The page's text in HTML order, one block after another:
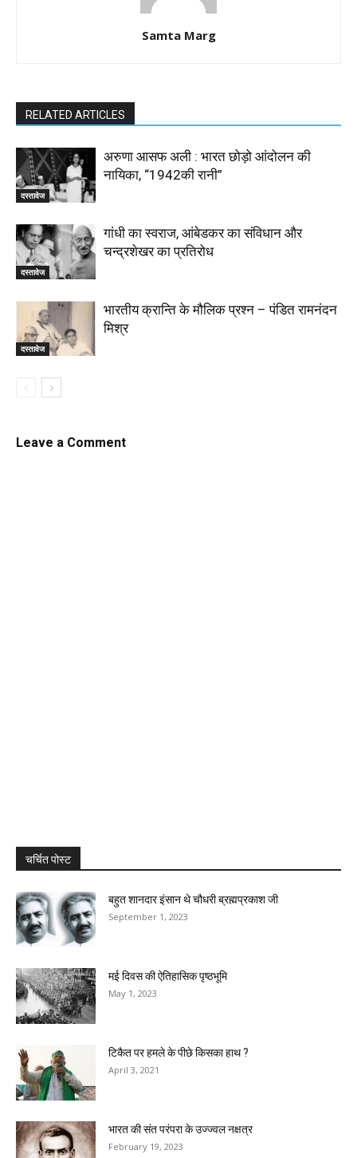
Samta Marg
RELATED ARTICLES
दस्तावेज
अरुणा आसफ अली : भारत छोड़ो आंदोलन की
नायिका, “1942की रानी”
दस्तावेज
गांधी का स्वराज, आंबेडकर का संविधान और
चन्द्रशेखर का प्रतिरोध
दस्तावेज
भारतीय क्रान्ति के मौलिक प्रश्न – पंडित रामनंदन
मिश्र
Leave a Comment
चर्चित पोस्ट
बहुत शानदार इंसान थे चौधरी ब्रह्मप्रकाश जी
September 1, 2023
मई दिवस की ऐतिहासिक पृष्ठभूमि
May 1, 2023
टिकैत पर हमले के पीछे किसका हाथ ?
April 3, 2021
भारत की संत परंपरा के उज्ज्वल नक्षत्र
February 19, 2023